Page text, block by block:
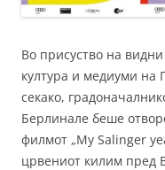
Во присуство на
култура и медиуми на
секако,
Берлинале беше
филмот „My Salinger
црвениот килим пред